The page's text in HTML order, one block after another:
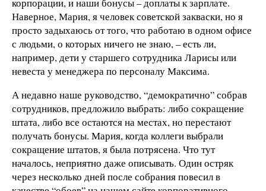
корпорации, и наши бонусы – доплаты к зарплате.
Наверное, Мария, я человек советской закваски, но я
просто задыхаюсь от того, что работаю в одном офисе
с людьми, о которых ничего не знаю, – есть ли,
например, дети у старшего сотрудника Ларисы или
невеста у менеджера по персоналу Максима.
А недавно наше руководство, “демократично” собрав
сотрудников, предложило выбрать: либо сокращение
штата, либо все остаются на местах, но перестают
получать бонусы. Мария, когда коллеги выбрали
сокращение штатов, я была потрясена. Что тут
началось, неприятно даже описывать. Один остряк
через несколько дней после собрания повесил в